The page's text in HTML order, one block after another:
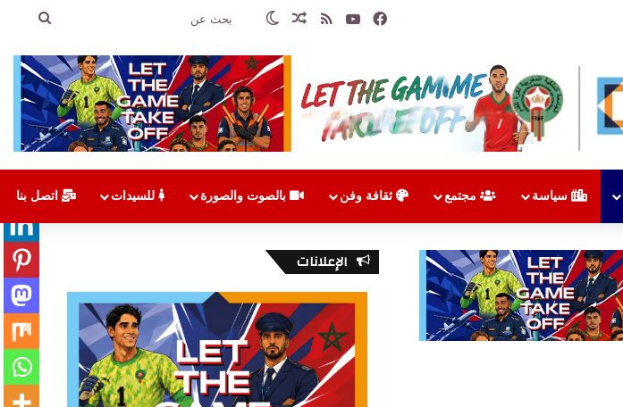
فيسبوك‫YouTubeملخص الموقع RSS
مقال عشوائي
الوضع المظلم
سياسة مجتمع ثقافة وفن بالصوت والصورة للسيدات اتصل بنا
الإعلانات